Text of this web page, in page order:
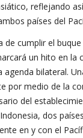
reflejando
países del
de cumplir el buque
un hito en la
bilateral.
por medio de la
del
dos
en y con el